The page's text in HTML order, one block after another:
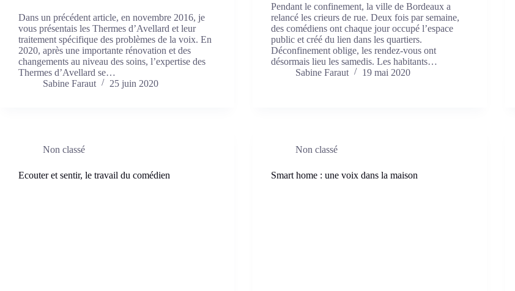
Dans un précédent article, en novembre 2016, je
vous présentais les Thermes d’Avellard et leur
traitement spécifique des problèmes de la voix. En
2020, après une importante rénovation et des
changements au niveau des soins, l’expertise des
Thermes d’Avellard se…
Sabine Faraut
25 juin 2020
Pendant le confinement, la ville de Bordeaux a
relancé les crieurs de rue. Deux fois par semaine,
des comédiens ont chaque jour occupé l’espace
public et créé du lien dans les quartiers.
Déconfinement oblige, les rendez-vous ont
désormais lieu les samedis. Les habitants…
Sabine Faraut
19 mai 2020
Non classé
Ecouter et sentir, le travail du comédien
Non classé
Smart home : une voix dans la maison